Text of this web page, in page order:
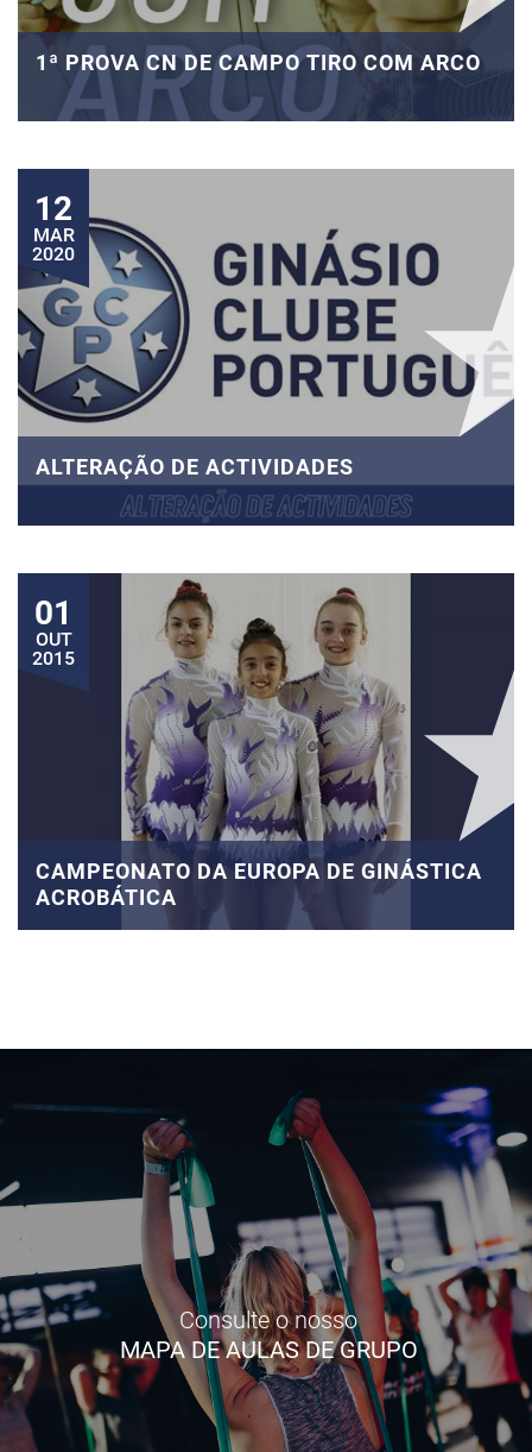
1ª PROVA CN DE CAMPO TIRO COM ARCO
12
MAR
2020
ALTERAÇÃO DE ACTIVIDADES
01
OUT
2015
CAMPEONATO DA EUROPA DE GINÁSTICA
ACROBÁTICA
Consulte o nosso
MAPA DE AULAS DE GRUPO